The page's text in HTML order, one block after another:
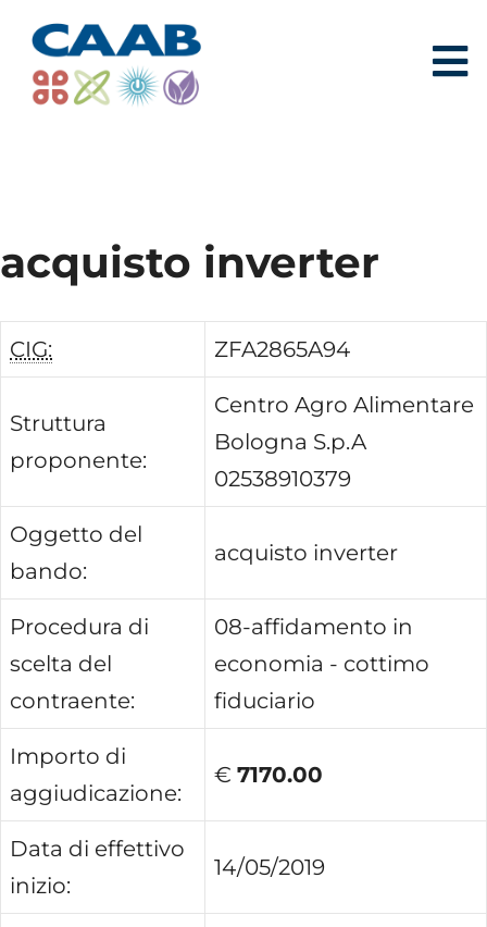
acquisto inverter
CIG: ZFA2865A94
Struttura
proponente:
Centro Agro Alimentare
Bologna S.p.A
02538910379
Oggetto del
bando:
acquisto inverter
Procedura di
scelta del
contraente:
08-affidamento in
economia - cottimo
fiduciario
Importo di
aggiudicazione:
€ 7170.00
Data di effettivo
inizio:
14/05/2019